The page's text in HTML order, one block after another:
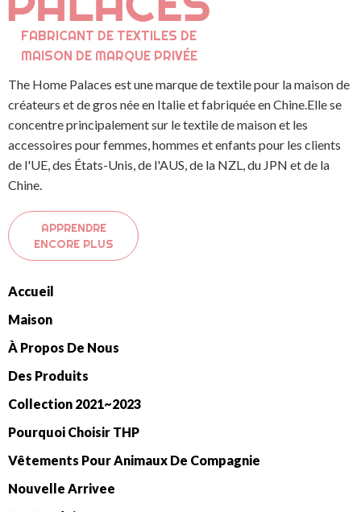
FABRICANT DE TEXTILES DE
MAISON DE MARQUE PRIVÉE
The Home Palaces est une marque de textile pour la maison de
créateurs et de gros née en Italie et fabriquée en Chine.Elle se
concentre principalement sur le textile de maison et les
accessoires pour femmes, hommes et enfants pour les clients
de l'UE, des États-Unis, de l'AUS, de la NZL, du JPN et de la
Chine.
APPRENDRE
ENCORE PLUS
Accueil
Maison
À Propos De Nous
Des Produits
Collection 2021~2023
Pourquoi Choisir THP
Vêtements Pour Animaux De Compagnie
Nouvelle Arrivee